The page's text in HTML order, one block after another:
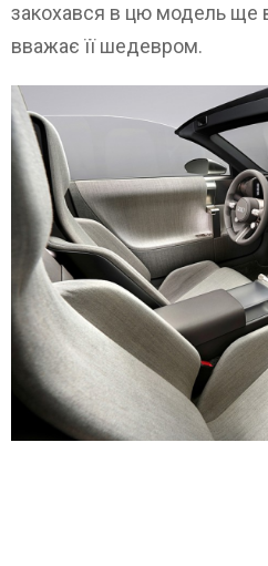
закохався в цю модель ще
вважає її шедевром.